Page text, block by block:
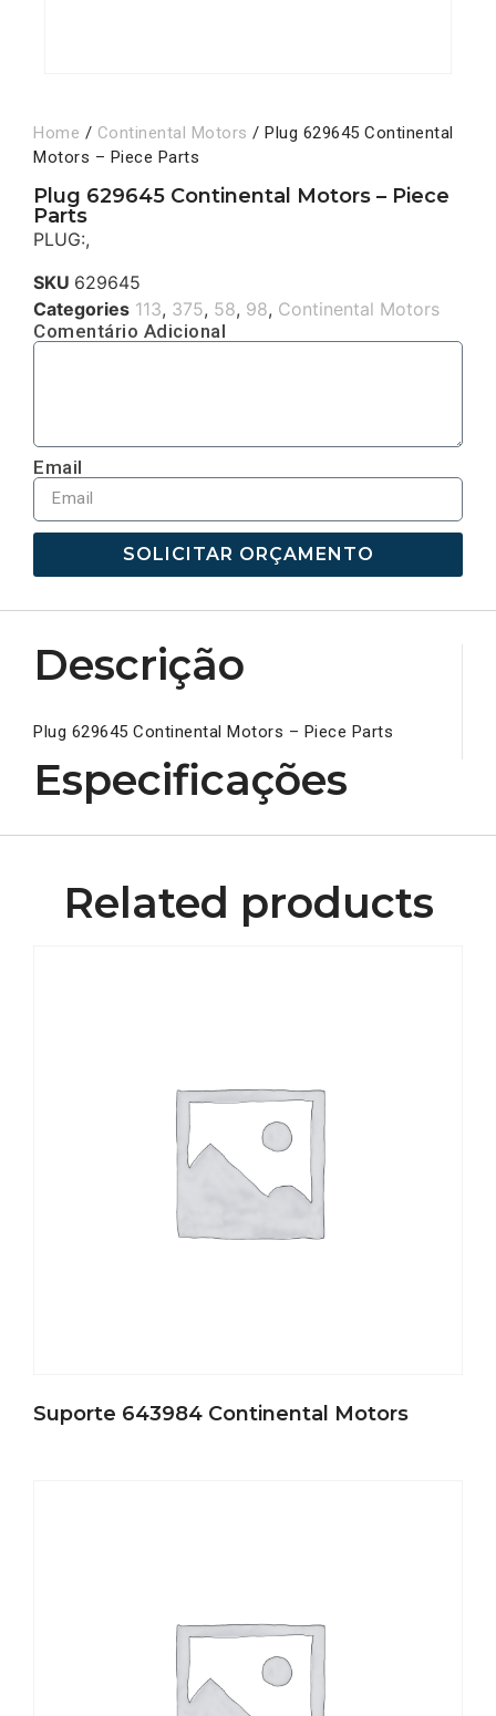
Home / Continental Motors / Plug 629645 Continental
Motors – Piece Parts
Plug 629645 Continental Motors – Piece
Parts
PLUG:,
SKU 629645
Categories 113, 375, 58, 98, Continental Motors
Comentário Adicional
Email
SOLICITAR ORÇAMENTO
Descrição
Plug 629645 Continental Motors – Piece Parts
Especificações
Related products
Suporte 643984 Continental Motors